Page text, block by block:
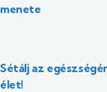
menete
Sétálj az
élet!